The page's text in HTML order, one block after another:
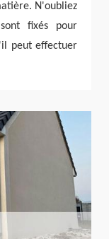
N'oubliez
fixés pour
peut effectuer